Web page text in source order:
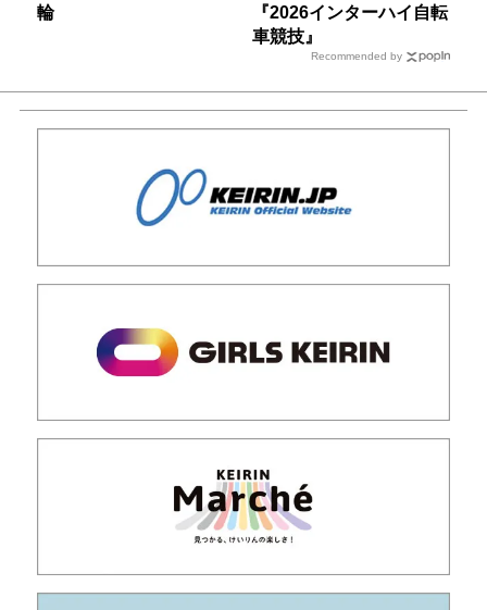
輪
『2026インターハイ自転
車競技』
Recommended by